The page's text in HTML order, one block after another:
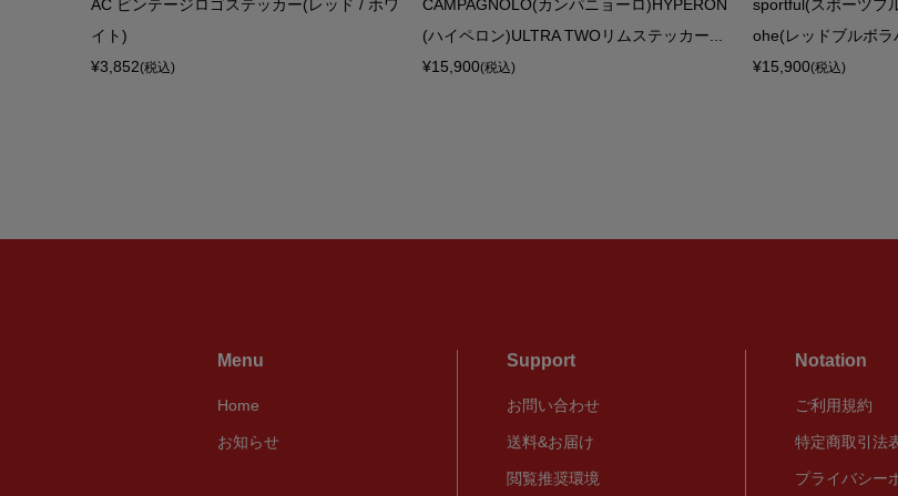
AC ビンテージロゴステッカー(レッド / ホワ
イト)
¥3,852(税込)
CAMPAGNOLO(カンパニョーロ)HYPERON
(ハイペロン)ULTRA TWOリムステッカー...
¥15,900(税込)
sportful(スポーツフ
ohe(レッドブルボ
¥15,900(税込)
Menu
Home
お知らせ
Support
お問い合わせ
送料&お届け
閲覧推奨環境
Notation
ご利用規約
特定商取引法
プライバシー